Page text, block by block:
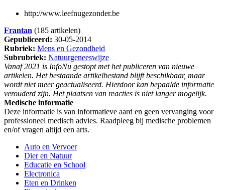
http://www.leefnugezonder.be
Frantan (185 artikelen)
Gepubliceerd: 30-05-2014
Rubriek: Mens en Gezondheid
Subrubriek: Natuurgeneeswijze
Vanaf 2021 is InfoNu gestopt met het publiceren van nieuwe
artikelen. Het bestaande artikelbestand blijft beschikbaar, maar
wordt niet meer geactualiseerd. Hierdoor kan bepaalde informatie
verouderd zijn. Het plaatsen van reacties is niet langer mogelijk.
Medische informatie
Deze informatie is van informatieve aard en geen vervanging voor
professioneel medisch advies. Raadpleeg bij medische problemen
en/of vragen altijd een arts.
Auto en Vervoer
Dier en Natuur
Educatie en School
Electronica
Eten en Drinken